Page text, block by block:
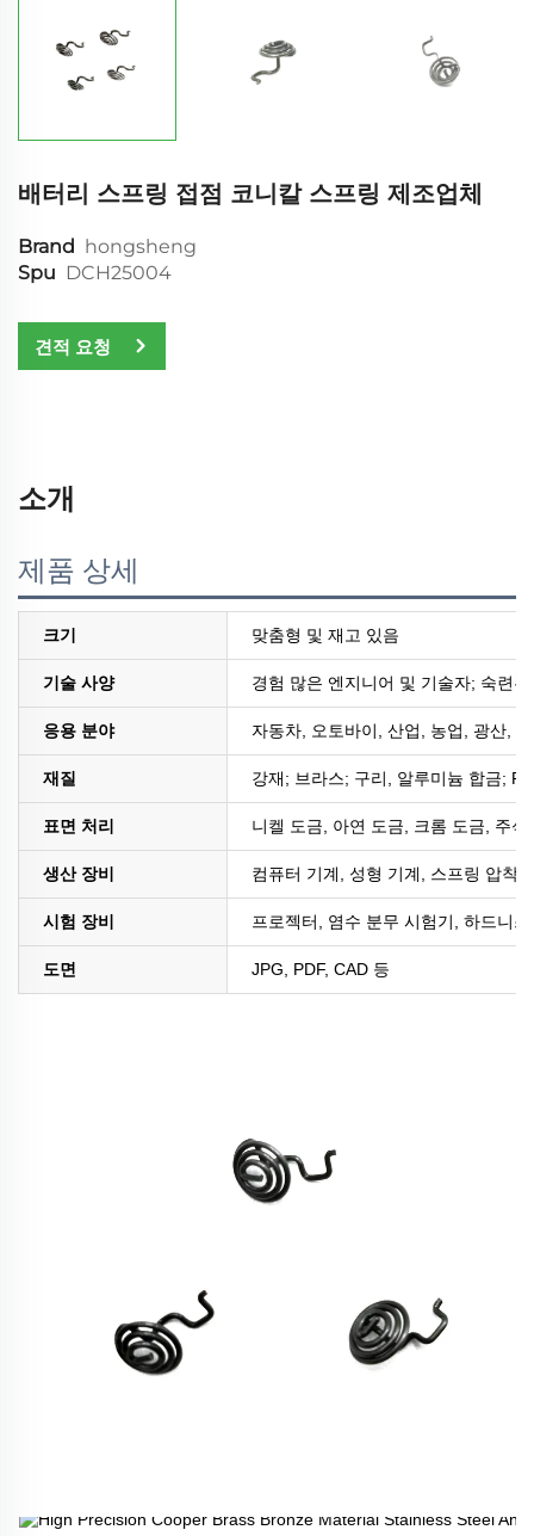
배터리 스프링 접점 코니칼 스프링 제조업체
Brand
hongsheng
Spu DCH25004
견적 요청
소개
제품 상세
크기 맞춤형 및 재고 있음
기술 사양 경험 많은 엔지니어 및 기술자; 숙련
응용 분야 자동차, 오토바이, 산업, 농업, 광산,
재질 강재; 브라스; 구리, 알루미늄 합금;
표면 처리 니켈 도금, 아연 도금, 크롬 도금, 주
생산 장비 컴퓨터 기계, 성형 기계, 스프링 압착
시험 장비 프로젝터, 염수 분무 시험기, 하드니
도면 JPG, PDF, CAD 등